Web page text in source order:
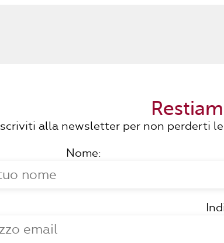
Iscriviti alla newsletter per non perderti
Nome: